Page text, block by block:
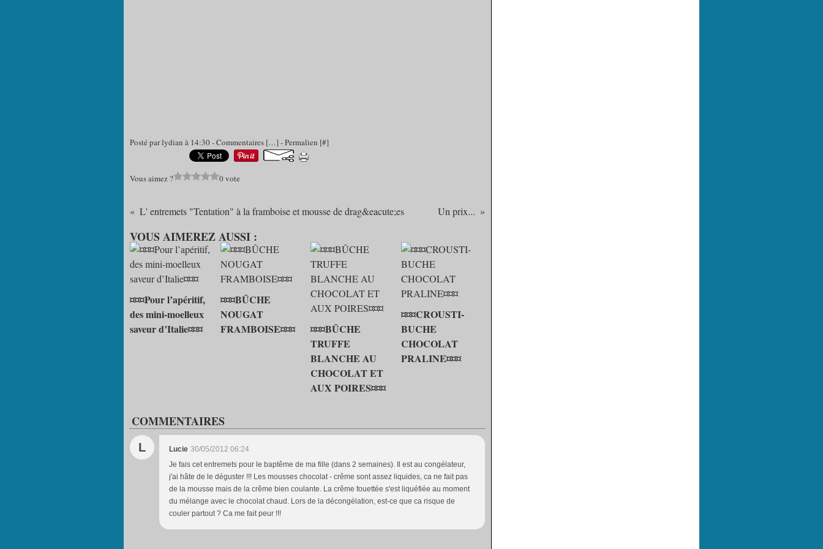
Posté par lydian à 14:30 -Commentaires […]- Permalien [#]
Vous aimez ? 0 vote
L' entremets "Tentation" à la framboise et mousse de drag&eacute;es Un prix...
VOUS AIMEREZ AUSSI :
¤¤¤Pour l’apéritif,
des mini-moelleux
saveur d’Italie¤¤¤
¤¤¤BÛCHE
NOUGAT
FRAMBOISE¤¤¤
¤¤¤BÛCHE
TRUFFE
BLANCHE AU
CHOCOLAT ET
AUX POIRES¤¤¤
¤¤¤CROUSTI-
BUCHE
CHOCOLAT
PRALINE¤¤¤
COMMENTAIRES
L Lucie 30/05/2012 06:24
Je fais cet entremets pour le baptême de ma fille (dans 2 semaines). Il est au congélateur,
j'ai hâte de le déguster !!! Les mousses chocolat - crême sont assez liquides, ca ne fait pas
de la mousse mais de la crême bien coulante. La crême fouettée s'est liquéfiée au moment
du mélange avec le chocolat chaud. Lors de la décongélation, est-ce que ca risque de
couler partout ? Ca me fait peur !!!